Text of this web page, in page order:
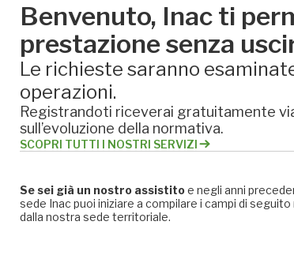
Benvenuto, Inac ti
prestazione senza
Le richieste saranno
operazioni.
Registrandoti riceverai gratuitamente
sull’evoluzione della normativa.
SCOPRI TUTTI I NOSTRI SERVIZI
Se sei già un nostro assistitoe negli anni
sede Inac puoi iniziare a compilare i campi di
dalla nostra sede territoriale.